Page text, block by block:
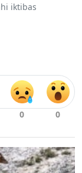
iktibas